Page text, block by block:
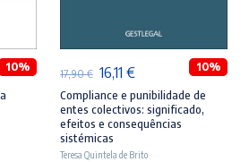
10% 17,90€ O
preço
original
era:
16,11 €O
preço
atual
10%
Compliance e punibilidade de
entes colectivos: significado,
efeitos e consequências
sistémicas
Teresa Quintela de Brito